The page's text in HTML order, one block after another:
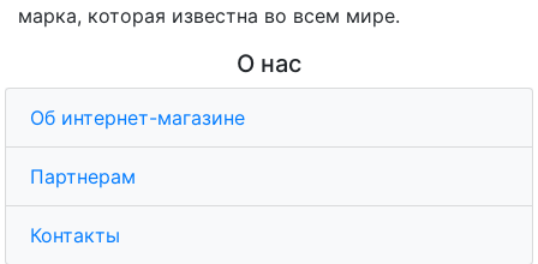
марка, которая известна во всем мире.
О нас
Об интернет-магазине
Партнерам
Контакты